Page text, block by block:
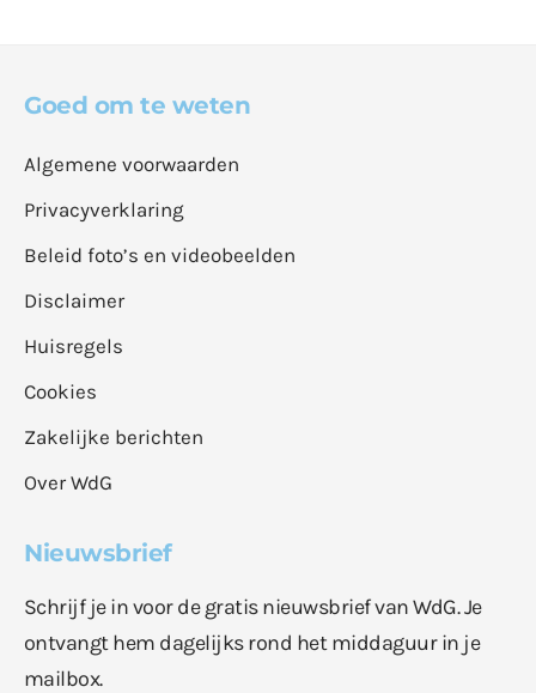
Goed om te weten
Algemene voorwaarden
Privacyverklaring
Beleid foto’s en videobeelden
Disclaimer
Huisregels
Cookies
Zakelijke berichten
Over WdG
Nieuwsbrief
Schrijf je in voor de gratis nieuwsbrief van WdG. Je
ontvangt hem dagelijks rond het middaguur in je
mailbox.